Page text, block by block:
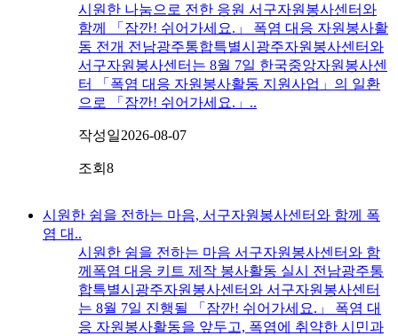
시원한 나눔으로 전한 응원 서구자원봉사센터와
함께 「잠깐! 쉬어가세요.」 폭염 대응 자원봉사활
동 전개 전남광주통합특별시광주자원봉사센터와
서구자원봉사센터는 8월 7일 한국중앙자원봉사센
터 「폭염 대응 자원봉사활동 지원사업」의 일환
으로 「잠깐! 쉬어가세요.」..
작성일2026-08-07
조회 8
시원한 쉼을 전하는 마음, 서구자원봉사센터와 함께 폭
염 대..
시원한 쉼을 전하는 마음 서구자원봉사센터와 함
께폭염 대응 키트 제작 봉사활동 실시 전남광주통
합특별시광주자원봉사센터와 서구자원봉사센터
는 8월 7일 진행될 「잠깐! 쉬어가세요.」 폭염 대
응 자원봉사활동을 앞두고, 폭염에 취약한 시민과